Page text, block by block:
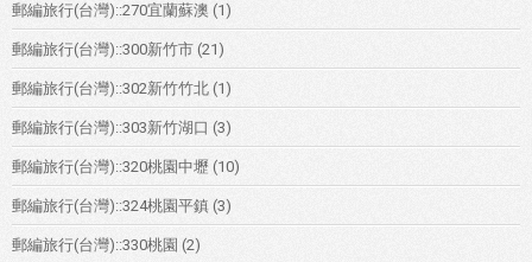
郵編旅行(台灣)::270宜蘭蘇澳 (1)
郵編旅行(台灣)::300新竹市 (21)
郵編旅行(台灣)::302新竹竹北 (1)
郵編旅行(台灣)::303新竹湖口 (3)
郵編旅行(台灣)::320桃園中壢 (10)
郵編旅行(台灣)::324桃園平鎮 (3)
郵編旅行(台灣)::330桃園 (2)